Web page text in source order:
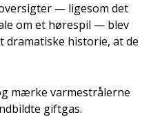
— lige­som det
om et høre­spil — blev
dra­ma­ti­ske histo­rie, at de
mær­ke var­me­strå­ler­ne
gift­gas.